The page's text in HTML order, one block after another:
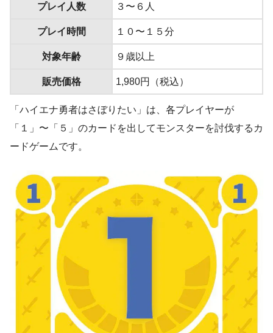
プレイ人数 ３〜６人
プレイ時間 １０〜１５分
対象年齢 ９歳以上
販売価格 1,980円（税込）
「ハイエナ勇者はさぼりたい」は、各プレイヤーが
「１」〜「５」のカードを出してモンスターを討伐するカ
ードゲームです。